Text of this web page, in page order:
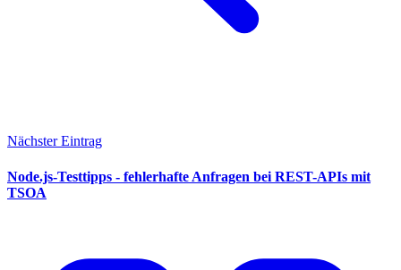
Nächster Eintrag
Node.js-Testtipps - fehlerhafte Anfragen bei REST-APIs mit
TSOA